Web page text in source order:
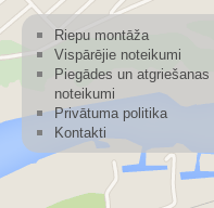
Riepu montāža
Vispārējie noteikumi
Piegādes un atgriešanas
noteikumi
Privātuma politika
Kontakti